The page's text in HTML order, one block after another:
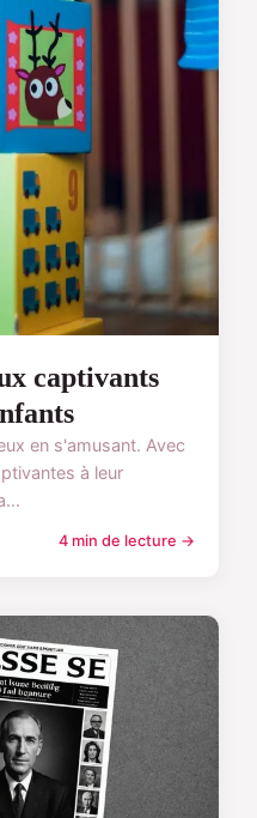
captivants
en s'amusant. Avec
à leur
4 min de lecture →